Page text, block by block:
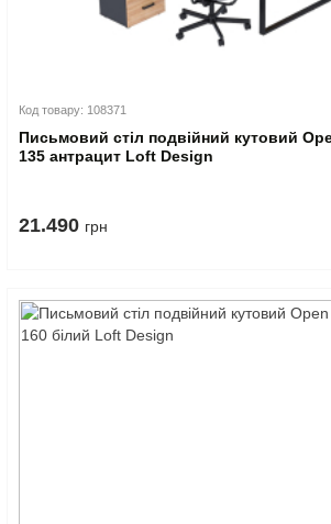
Код товару: 108371
Письмовий стіл подвійний кутовий
135 антрацит Loft Design
21.490 грн